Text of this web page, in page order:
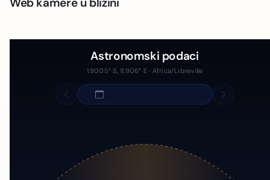
Astronomski podaci
1.9005° S, 11.906° E · Africa/Libreville